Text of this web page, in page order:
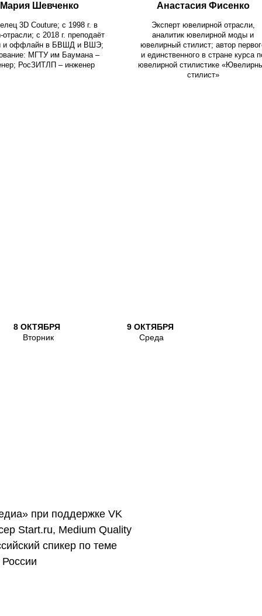
8 ОКТЯБРЯ
Вторник
9 ОКТЯБРЯ
Среда
при поддержке VK
Start.ru, Medium Quality
спикер по теме